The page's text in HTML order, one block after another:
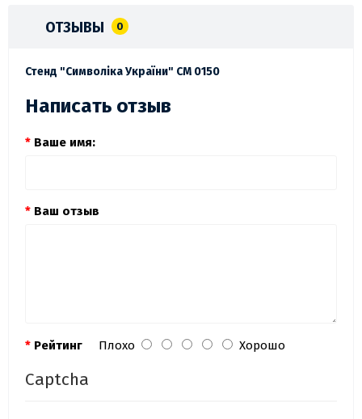
ОТЗЫВЫ 0
Стенд "Символіка України" СМ 0150
Написать отзыв
Ваше имя:
Ваш отзыв
Рейтинг Плохо Хорошо
Captcha